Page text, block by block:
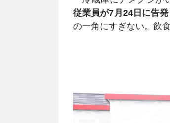
従業員が7月24日に告
の一角にすぎない。飲